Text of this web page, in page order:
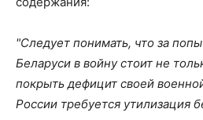
"Следует понимать, что за
Беларуси в войну стоит не
покрыть дефицит своей
России требуется утилизация